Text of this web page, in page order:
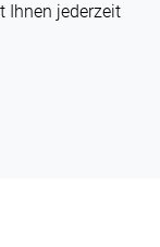
Ihnen jederzeit